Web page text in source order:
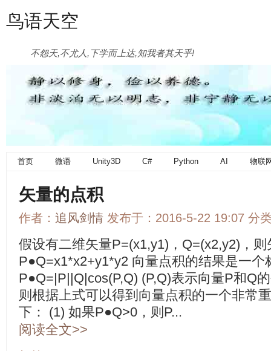
鸟语天空
不怨天,不尤人,下学而上达,知我者其天乎!
首页 微语 Unity3D C# Python AI 物联
矢量的点积
作者： 追风剑情 发布于：2016-5-22 19:07 分
假设有二维矢量P=(x1,y1)，Q=(x2,y2)，
P●Q=x1*x2+y1*y2 向量点积的结果是一
P●Q=|P||Q|cos(P,Q) (P,Q)表示向量P和Q
则根据上式可以得到向量点积的一个非常
下： (1) 如果P●Q>0，则P...
阅读全文>>